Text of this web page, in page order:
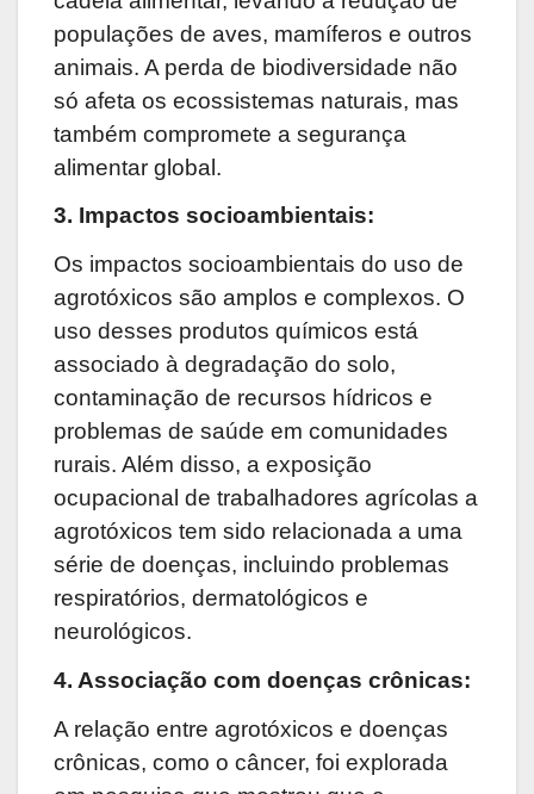
populações de aves, mamíferos e outros
animais. A perda de biodiversidade não
só afeta os ecossistemas naturais, mas
também compromete a segurança
alimentar global.
3. Impactos socioambientais:
Os impactos socioambientais do uso de
agrotóxicos são amplos e complexos. O
uso desses produtos químicos está
associado à degradação do solo,
contaminação de recursos hídricos e
problemas de saúde em comunidades
rurais. Além disso, a exposição
ocupacional de trabalhadores agrícolas a
agrotóxicos tem sido relacionada a uma
série de doenças, incluindo problemas
respiratórios, dermatológicos e
neurológicos.
4. Associação com doenças crônicas:
A relação entre agrotóxicos e doenças
crônicas, como o câncer, foi explorada